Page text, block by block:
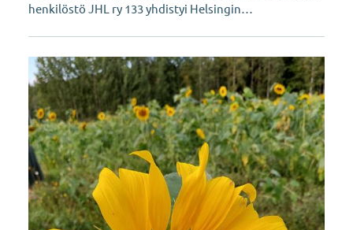
henkilöstö JHL ry 133 yhdistyi Helsingin…